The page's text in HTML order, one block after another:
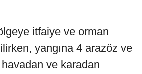
itfaiye ve orman
yangına 4 arazöz ve
ve karadan